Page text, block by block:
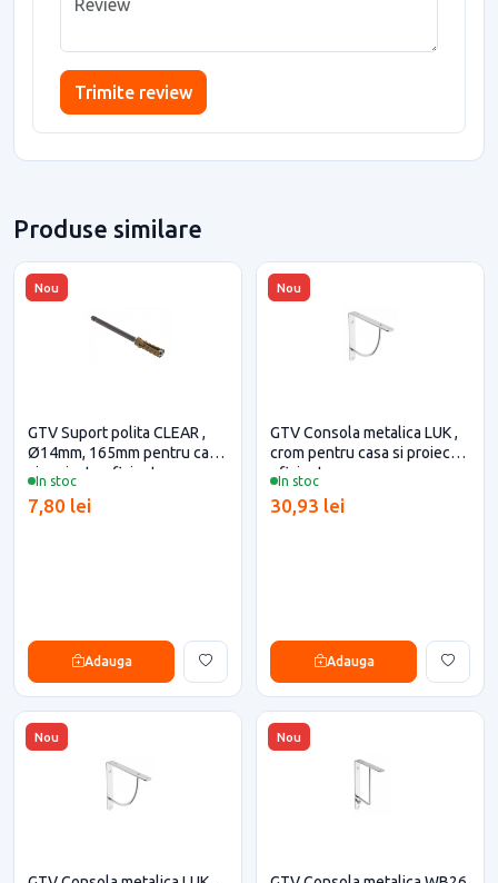
Trimite review
Produse similare
Nou
In stoc
GTV Suport polita CLEAR ,
Ø14mm, 165mm pentru casa
si proiecte eficiente
7,80 lei
Adauga
Nou
In stoc
GTV Consola metalica LUK ,
crom pentru casa si proiecte
eficiente
30,93 lei
Adauga
Nou Nou